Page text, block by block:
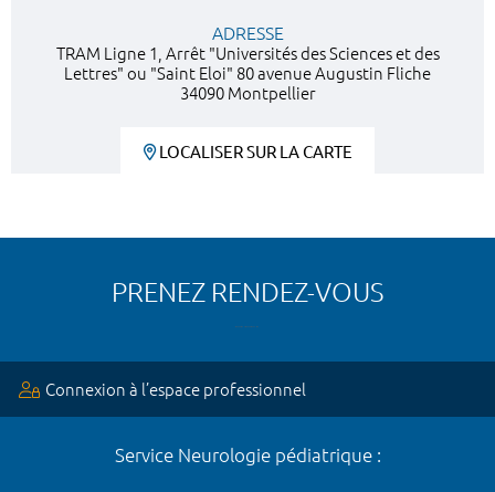
ADRESSE
TRAM Ligne 1, Arrêt "Universités des Sciences et des
Lettres" ou "Saint Eloi" 80 avenue Augustin Fliche
34090 Montpellier
LOCALISER SUR LA CARTE
PRENEZ RENDEZ-VOUS
Connexion à l’espace professionnel
Service Neurologie pédiatrique :